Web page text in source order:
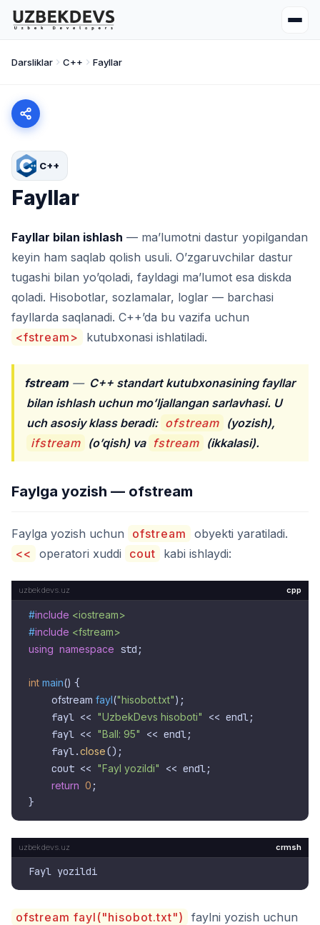
Darsliklar C++ Fayllar
C++
Fayllar
Fayllar bilan ishlash — ma’lumotni dastur yopilgandan
keyin ham saqlab qolish usuli. O’zgaruvchilar dastur
tugashi bilan yo’qoladi, fayldagi ma’lumot esa diskda
qoladi. Hisobotlar, sozlamalar, loglar — barchasi
fayllarda saqlanadi. C++’da bu vazifa uchun
<fstream>
kutubxonasi ishlatiladi.
fstream— C++ standart kutubxonasining fayllar
bilan ishlash uchun mo’ljallangan sarlavhasi. U
uch asosiy klass beradi: ofstream (yozish),
ifstream (o’qish) va fstream (ikkalasi).
Faylga yozish — ofstream
Faylga yozish uchun ofstream
obyekti yaratiladi.
<<
operatori xuddi cout kabi ishlaydi:
cpp
#include <iostream>
#include <fstream>
using namespace std;
int main() {
ofstream fayl("hisobot.txt") ;
    fayl <<
"UzbekDevs hisoboti"
<< endl;
    fayl <<
"Ball: 95"
<< endl;
    fayl.
close();
    cout <<
"Fayl yozildi" << endl;
return 0 ;
crmsh
ofstream fayl("hisobot.txt")
faylni yozish uchun